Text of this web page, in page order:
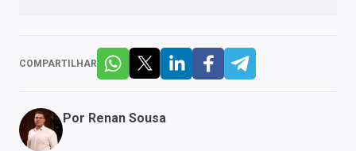
COMPARTILHAR
Por Renan Sousa